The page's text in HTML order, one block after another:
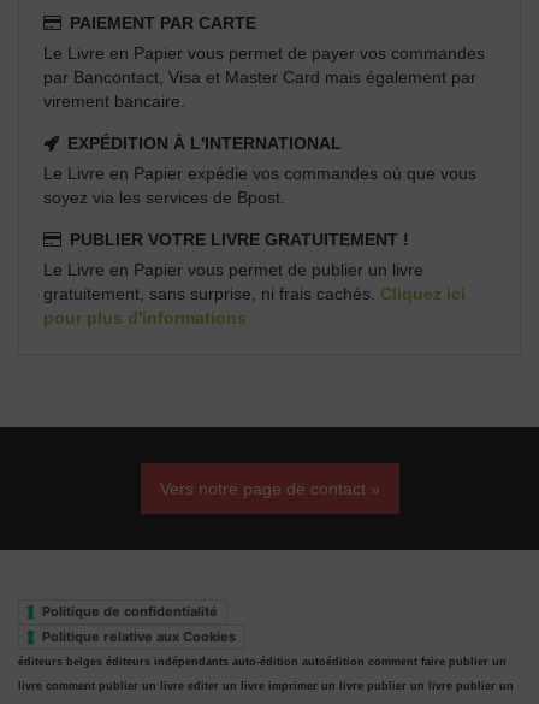
PAIEMENT PAR CARTE
Le Livre en Papier vous permet de payer vos commandes
par Bancontact, Visa et Master Card mais également par
virement bancaire.
EXPÉDITION À L'INTERNATIONAL
Le Livre en Papier expédie vos commandes où que vous
soyez via les services de Bpost.
PUBLIER VOTRE LIVRE GRATUITEMENT !
Le Livre en Papier vous permet de publier un livre
gratuitement, sans surprise, ni frais cachés. Cliquez ici
pour plus d'informations
Vers notre page de contact »
Politique de confidentialité
Politique relative aux Cookies
éditeurs belges éditeurs indépendants auto-édition autoédition comment faire publier un
livre comment publier un livre editer un livre imprimer un livre publier un livre publier un